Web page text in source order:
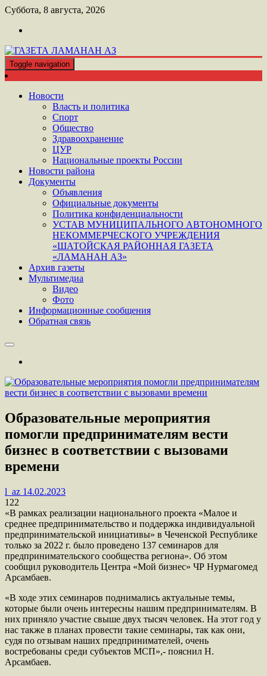
Перейти
контенту
Суббота, 8 августа, 2026
ГАЗЕТА ЛАМАНАН АЗ
ШАТОЙСКАЯ ГАЗЕТА ЛАМАНАН АЗ
Toggle navigation
Новости
Власть и политика
Спорт
Общество
Здравоохранение
ЦУР
Национальные проекты России
Новости района
Документы
Объявления
Официальные документы
Политика конфиденциальности
УСТАВ МУНИЦИПАЛЬНОГО АВТОНОМНОГО
НЕКОММЕРЧЕСКОГО УЧРЕЖДЕНИЯ
«ШАТОЙСКАЯ РАЙОННАЯ ГАЗЕТА
«ЛАМАНАН АЗ»
Архив газеты
Мультимедиа
Видео
Фото
Информационные сообщения
Обратная связь
Образовательные мероприятия
помогли предпринимателям вести
бизнес в соответствии с вызовами
времени
l_az 14.02.2023
122
«В рамках реализации национального проекта «Малое и
среднее предпринимательство и поддержка индивидуальной
предпринимательской инициативы» в Чеченской Республике
только за 2022 г. было проведено 137 семинаров для
предпринимательского сообщества региона». Об этом
сообщил руководитель Центра «Мой бизнес» ЧР Нурмагомед
Арсамбаев.
«В ходе этих семинаров поднимались актуальные темы,
которые были очень интересны нашим предпринимателям. В
них приняло участие свыше двух тысяч человек. На этот год у
нас также в планах провести такие семинары, так как они,
судя по отзывам наших предпринимателей, очень
востребованы среди субъектов МСП»,- пояснил Н.
Арсамбаев.